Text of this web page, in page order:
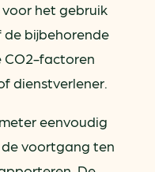
het gebruik
de bijbehorende
CO2-factoren
dienstverlener.
eenvoudig
voortgang ten